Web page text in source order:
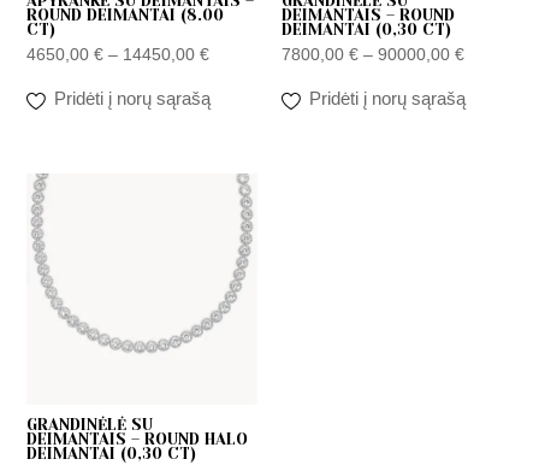
ROUND DEIMANTAI (8.00
CT)
4650,00€ – 14450,00€
Pridėti į norų sąrašą
DEIMANTAIS – ROUND
DEIMANTAI (0,30 CT)
7800,00 € – 90000,00 €
Pridėti į norų sąrašą
GRANDINĖLĖ SU
DEIMANTAIS – ROUND HALO
DEIMANTAI (0,30 CT)
Price
range:
36600,00 €
through
90000,00 €